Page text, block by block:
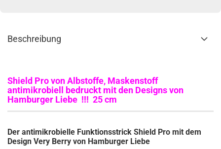
Beschreibung
Shield Pro von Albstoffe, Maskenstoff
antimikrobiell bedruckt mit den Designs von
Hamburger Liebe !!! 25 cm
Der antimikrobielle Funktionsstrick Shield Pro mit dem
Design Very Berry von Hamburger Liebe